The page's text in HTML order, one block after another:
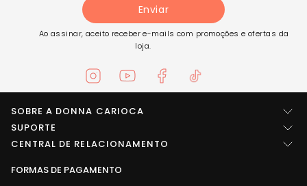
Enviar
Ao assinar, aceito receber e-mails com promoções e ofertas da
loja.
SOBRE A DONNA CARIOCA
Quem somos
Imprensa
Trabalhe conosco
SUPORTE
Central de ajuda
Entre em contato
CENTRAL DE RELACIONAMENTO
LOCALIZAÇÃO
FORMAS DE PAGAMENTO